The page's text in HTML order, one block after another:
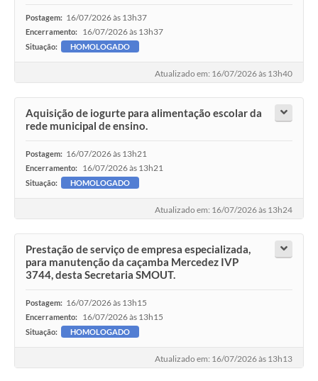
Postagem: 16/07/2026 às 13h37
Encerramento: 16/07/2026 às 13h37
Situação: HOMOLOGADO
Atualizado em: 16/07/2026 às 13h40
Aquisição de iogurte para alimentação escolar da
rede municipal de ensino.
Postagem: 16/07/2026 às 13h21
Encerramento: 16/07/2026 às 13h21
Situação: HOMOLOGADO
Atualizado em: 16/07/2026 às 13h24
Prestação de serviço de empresa especializada,
para manutenção da caçamba Mercedez IVP
3744, desta Secretaria SMOUT.
Postagem: 16/07/2026 às 13h15
Encerramento: 16/07/2026 às 13h15
Situação: HOMOLOGADO
Atualizado em: 16/07/2026 às 13h13